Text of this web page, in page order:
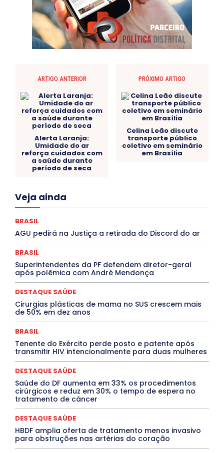
ARTIGO ANTERIOR
Alerta Laranja:
Umidade do ar
reforça cuidados com
a saúde durante
período de seca
PRÓXIMO ARTIGO
Celina Leão discute
transporte público
coletivo em seminário
em Brasília
Veja ainda
Acre
Congressuanas & Esplanadumas
Covid-19
Crônica Política Crônicas
CULTURA
Cultura e Tal
DANÇA Dengue
Denuncia
DESTAQUE BRASIL
DESTAQUE DF
DESTAQUE SAÚDE
DESTAQUES OUTROS
DISTRITO FEDERAL
EDUCAÇÃO
ELEIÇÕES
EMPREGO E OPORTUNIDADES
Especial
Espírito Santo ESPORTE
ESTÁGIO
EVENTOS
Febre Oropouche
Goiás
INTELIGÊNCIA ARTIFICIAL
INTERNACIONAL
MEIO AMBIENTE
MÚSICA
O Plantonista Opinião Oropouche
Paraíba
Paraná Pernambuco Piauí
POLÍTICA
PROCESSO SELETIVO
PUBLIEDITORIAL
QUALIFICAÇÃO PROFISSIONAL
Rio de Janeiro
Rio Grande do Sul
Roraima
Santa Catarina
São Paulo SARAMPO
SAÚDE
Saúde Agora
TÁ FROID?
TEATRO TECNOLOGIA
TIC TAC
Mais
BRASIL
AGU pedirá na Justiça a retirada do Discord do ar
BRASIL
Superintendentes da PF defendem diretor-geral
após polêmica com André Mendonça
DESTAQUE SAÚDE
Cirurgias plásticas de mama no SUS crescem mais
de 50% em dez anos
BRASIL
Tenente do Exército perde posto e patente após
transmitir HIV intencionalmente para duas mulheres
DESTAQUE SAÚDE
Saúde do DF aumenta em 33% os procedimentos
cirúrgicos e reduz em 30% o tempo de espera no
tratamento de câncer
DESTAQUE SAÚDE
HBDF amplia oferta de tratamento menos invasivo
para obstruções nas artérias do coração